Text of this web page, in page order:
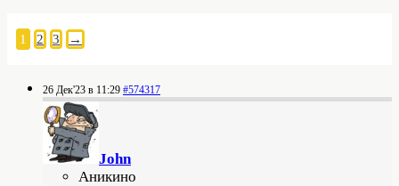
1 2 3 →
26 Дек'23 в 11:29 #574317
John
Аникино